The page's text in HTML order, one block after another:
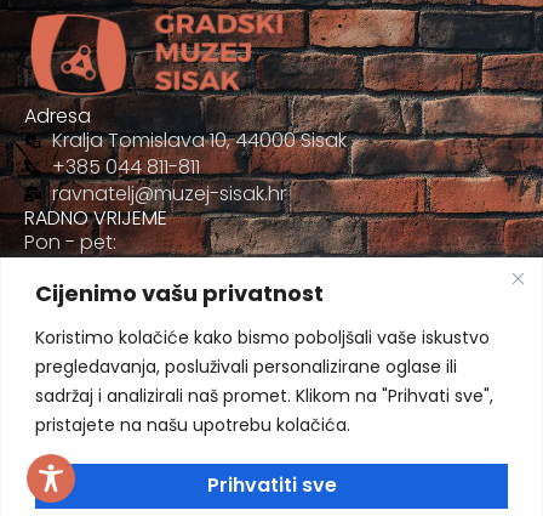
Cijenimo vašu privatnost
Koristimo kolačiće kako bismo poboljšali vaše iskustvo
pregledavanja, posluživali personalizirane oglase ili
sadržaj i analizirali naš promet. Klikom na "Prihvati sve",
pristajete na našu upotrebu kolačića.
Prihvatiti sve
Adresa
Kralja Tomislava 10, 44000 Sisak
+385 044 811-811
ravnatelj@muzej-sisak.hr
RADNO VRIJEME
Pon - pet:
Sub